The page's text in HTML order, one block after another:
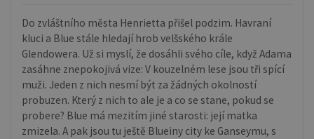
Do zvláštního města Henrietta přišel podzim. Havraní
kluci a Blue stále hledají hrob velšského krále
Glendowera. Už si myslí, že dosáhli svého cíle, když Adama
zasáhne znepokojivá vize: V kouzelném lese jsou tři spící
muži. Jeden z nich nesmí být za žádných okolností
probuzen. Který z nich to ale je a co se stane, pokud se
probere? Blue má mezitím jiné starosti: její matka
zmizela. A pak jsou tu ještě Blueiny city ke Ganseymu, s